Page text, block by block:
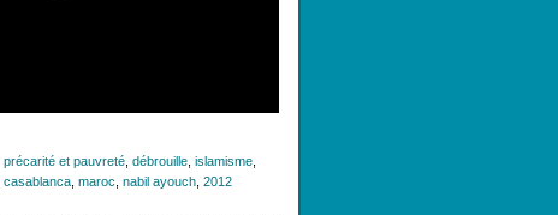
précarité et pauvreté, débrouille, islamisme,
casablanca, maroc nabil ayouch, 2012